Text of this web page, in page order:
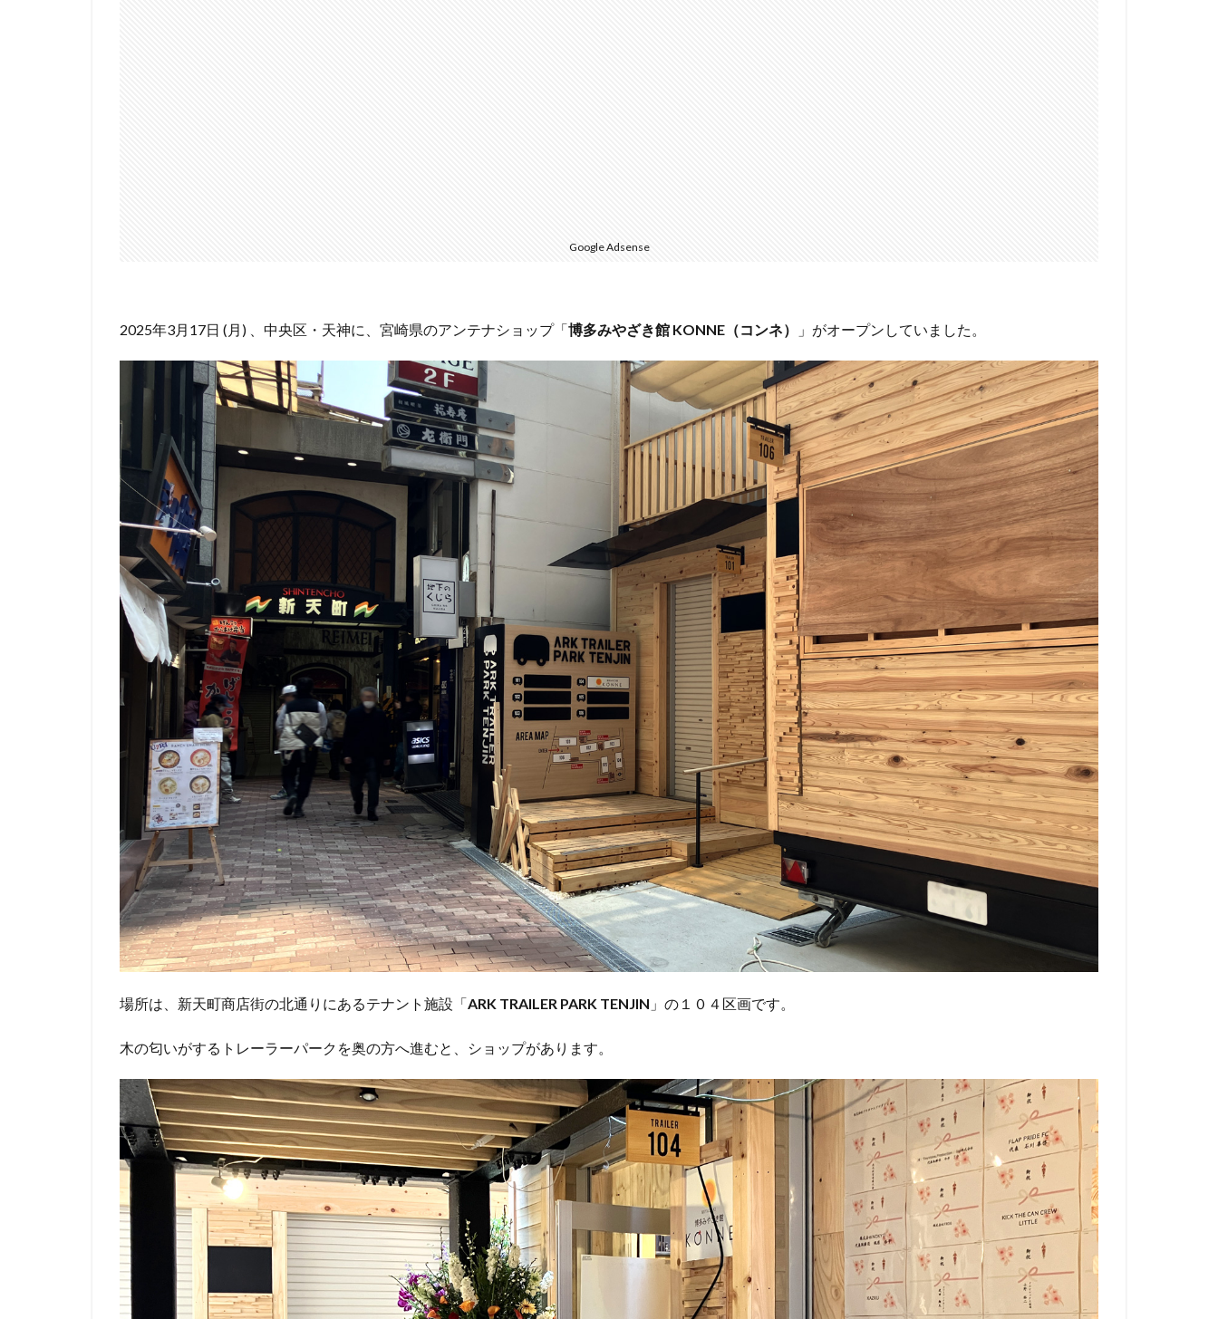
Google Adsense
2025年3月17日 (月) 、中央区・天神に、宮崎県のアンテナショップ「博多みやざき館 KONNE（コンネ） 」がオープンしていました。
場所は、新天町商店街の北通りにあるテナント施設「ARK TRAILER PARK TENJIN 」の１０４区画です。
木の匂いがするトレーラーパークを奥の方へ進むと、ショップがあります。